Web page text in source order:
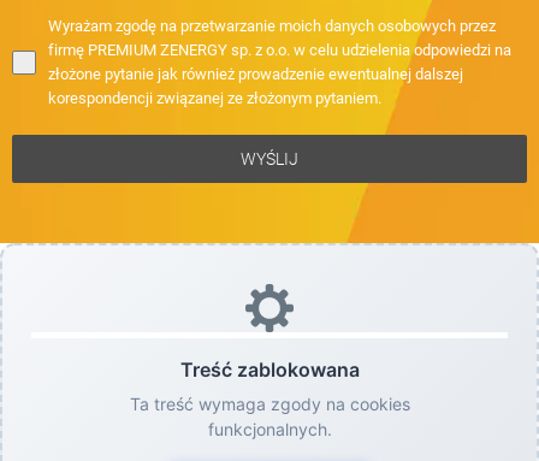
Wyrażam zgodę na przetwarzanie moich danych osobowych przez
firmę PREMIUM ZENERGY sp. z o.o. w celu udzielenia odpowiedzi na
złożone pytanie jak również prowadzenie ewentualnej dalszej
korespondencji związanej ze złożonym pytaniem.
WYŚLIJ
Treść zablokowana
Ta treść wymaga zgody na cookies
funkcjonalnych.